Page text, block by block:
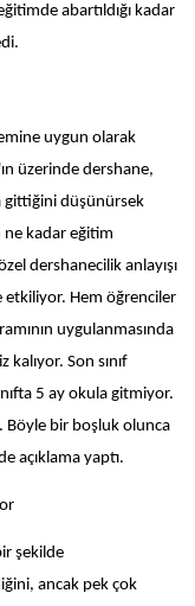
abartıldığı kadar
uygun olarak
üzerinde dershane,
gittiğini düşünürsek
ne kadar eğitim
dershanecilik anlayışı
Hem öğrenciler
uygulanmasında
Son sınıf
5 ay okula gitmiyor.
Böyle bir boşluk olunca
açıklama yaptı.
şekilde
ancak pek çok